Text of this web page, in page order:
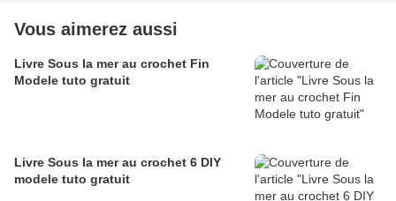
Vous aimerez aussi
Livre Sous la mer au crochet Fin
Modele tuto gratuit
Livre Sous la mer au crochet 6 DIY
modele tuto gratuit